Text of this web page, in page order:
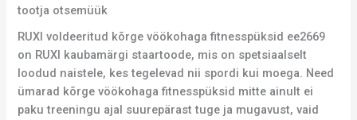
tootja otsemüük
RUXI voldeeritud kõrge vöökohaga fitnesspüksid ee2669
on RUXI kaubamärgi staartoode, mis on spetsiaalselt
loodud naistele, kes tegelevad nii spordi kui moega. Need
ümarad kõrge vöökohaga fitnesspüksid mitte ainult ei
paku treeningu ajal suurepärast tuge ja mugavust, vaid